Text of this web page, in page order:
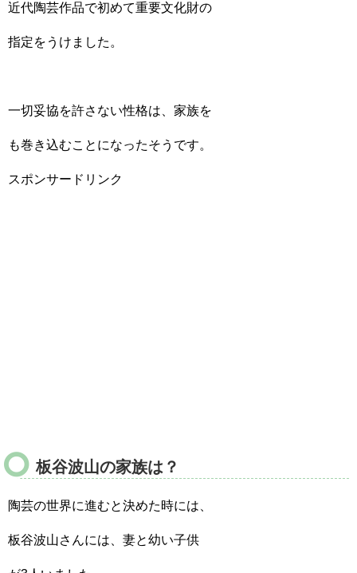
近代陶芸作品で初めて重要文化財の
指定をうけました。
一切妥協を許さない性格は、家族を
も巻き込むことになったそうです。
スポンサードリンク
板谷波山の家族は？
陶芸の世界に進むと決めた時には、
板谷波山さんには、妻と幼い子供